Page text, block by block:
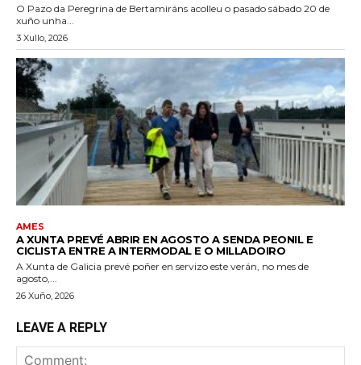
O Pazo da Peregrina de Bertamiráns acolleu o pasado sábado 20 de
xuño unha...
3 Xullo, 2026
AMES
A XUNTA PREVÉ ABRIR EN AGOSTO A SENDA PEONIL E
CICLISTA ENTRE A INTERMODAL E O MILLADOIRO
A Xunta de Galicia prevé poñer en servizo este verán, no mes de
agosto,...
26 Xuño, 2026
LEAVE A REPLY